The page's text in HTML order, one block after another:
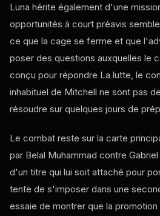
Luna hérite également d'une
opportunités à court préavis
ce que la cage se ferme et que
poser des questions auxquelles le
conçu pour répondre La lutte, le
inhabituel de Mitchell ne sont pas
résoudre sur quelques jours de
Le combat reste sur la carte
par Belal Muhammad contre
d'un titre qui lui soit attaché pour
tente de s'imposer dans une
essaie de montrer que la